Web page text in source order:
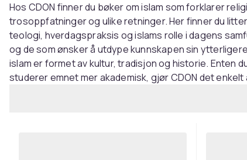
Hos CDON finner du bøker om islam som forklarer
trosoppfatninger og ulike retninger. Her finner du
teologi, hverdagspraksis og islams rolle i dagens
og de som ønsker å utdype kunnskapen sin
islam er formet av kultur, tradisjon og historie. Enten
studerer emnet mer akademisk, gjør CDON det